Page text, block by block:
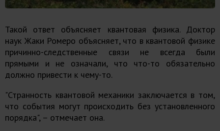
Такой ответ объясняет квантовая физика. Доктор
наук Жаки Ромеро объясняет, что в квантовой физике
причинно-следственные связи не всегда были
прямыми и не означали, что что-то обязательно
должно привести к чему-то.
"Странность квантовой механики заключается в том,
что события могут происходить без установленного
порядка", – отмечает она.